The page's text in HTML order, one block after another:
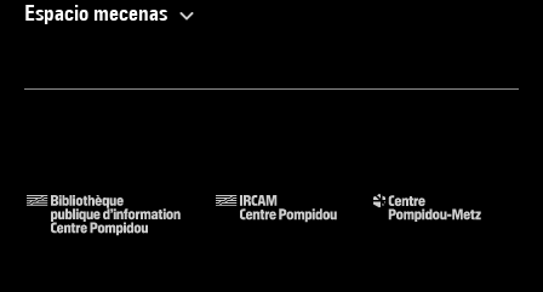
Espacio mecenas